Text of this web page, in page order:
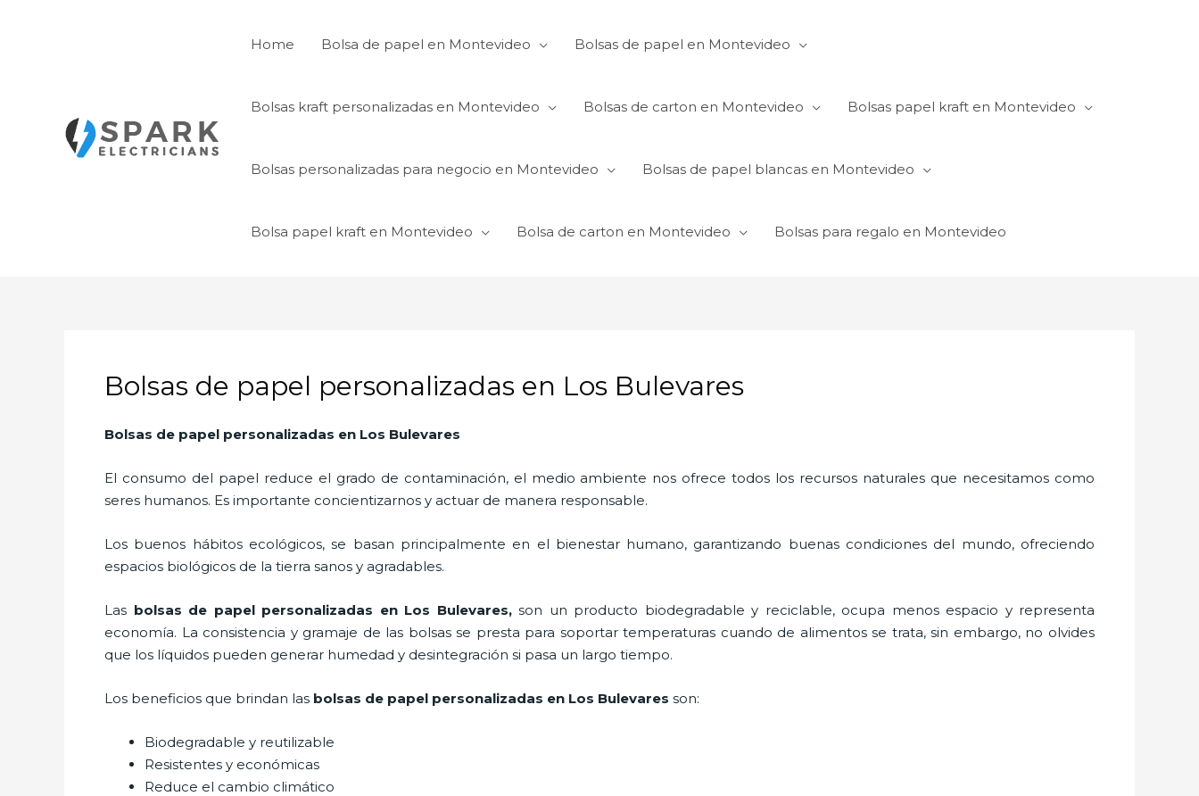
Home Bolsa de papel en Montevideo Bolsas de papel en Montevideo
Bolsas kraft personalizadas en Montevideo Bolsas de carton en Montevideo Bolsas papel kraft en Montevideo
Bolsas personalizadas para negocio en Montevideo Bolsas de papel blancas en Montevideo
Bolsa papel kraft en Montevideo Bolsa de carton en Montevideo Bolsas para regalo en Montevideo
Bolsas de papel personalizadas en Los Bulevares
Bolsas de papel personalizadas en Los Bulevares
El consumo del papel reduce el grado de contaminación, el medio ambiente nos ofrece todos los recursos naturales que necesitamos como
seres humanos. Es importante concientizarnos y actuar de manera responsable.
Los buenos hábitos ecológicos, se basan principalmente en el bienestar humano, garantizando buenas condiciones del mundo, ofreciendo
espacios biológicos de la tierra sanos y agradables.
Las bolsas de papel personalizadas en Los Bulevares, son un producto biodegradable y reciclable, ocupa menos espacio y representa
economía. La consistencia y gramaje de las bolsas se presta para soportar temperaturas cuando de alimentos se trata, sin embargo, no olvides
que los líquidos pueden generar humedad y desintegración si pasa un largo tiempo.
Los beneficios que brindan las bolsas de papel personalizadas en Los Bulevares son:
Biodegradable y reutilizable
Resistentes y económicas
Reduce el cambio climático